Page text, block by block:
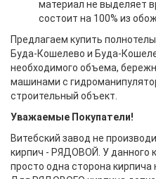
материал не выделяет
состоит на 100% из
Предлагаем купить
Буда-Кошелево и Буда-
необходимого объема,
машинами с
строительный объект.
Уважаемые Покупатели!
Витебский завод не
кирпич - РЯДОВОЙ. У данного
просто одна сторона кирпича